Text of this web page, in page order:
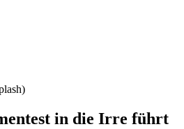
in die Irre führt